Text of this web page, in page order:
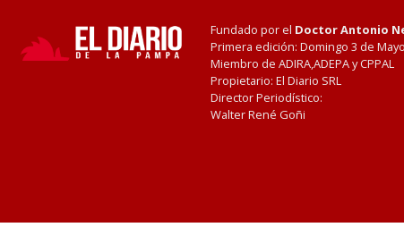
Fundado por el Doctor Antonio
Primera edición: Domingo 3 de
Miembro de ADIRA,ADEPA y CPPAL
Propietario: El Diario SRL
Director Periodístico:
Walter René Goñi